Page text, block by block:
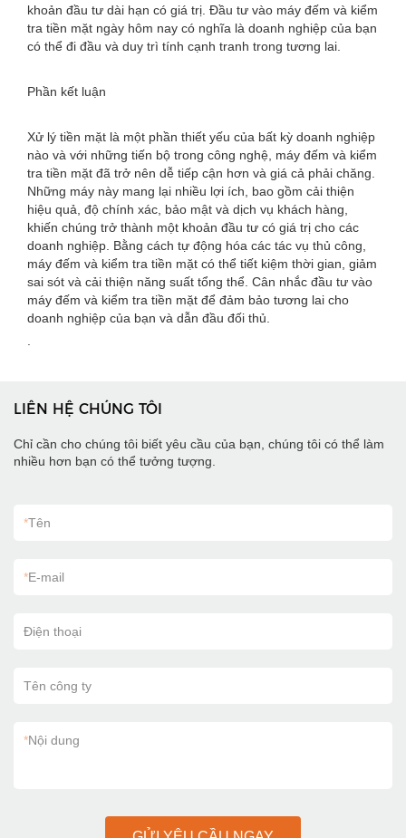
khoản đầu tư dài hạn có giá trị. Đầu tư vào máy đếm và kiểm
tra tiền mặt ngày hôm nay có nghĩa là doanh nghiệp của bạn
có thể đi đầu và duy trì tính cạnh tranh trong tương lai.
Phần kết luận
Xử lý tiền mặt là một phần thiết yếu của bất kỳ doanh nghiệp
nào và với những tiến bộ trong công nghệ, máy đếm và kiểm
tra tiền mặt đã trở nên dễ tiếp cận hơn và giá cả phải chăng.
Những máy này mang lại nhiều lợi ích, bao gồm cải thiện
hiệu quả, độ chính xác, bảo mật và dịch vụ khách hàng,
khiến chúng trở thành một khoản đầu tư có giá trị cho các
doanh nghiệp. Bằng cách tự động hóa các tác vụ thủ công,
máy đếm và kiểm tra tiền mặt có thể tiết kiệm thời gian, giảm
sai sót và cải thiện năng suất tổng thể. Cân nhắc đầu tư vào
máy đếm và kiểm tra tiền mặt để đảm bảo tương lai cho
doanh nghiệp của bạn và dẫn đầu đối thủ.
LIÊN HỆ CHÚNG TÔI
Chỉ cần cho chúng tôi biết yêu cầu của bạn, chúng tôi có thể làm
nhiều hơn bạn có thể tưởng tượng.
*Tên
*E-mail
Điện thoại
Tên công ty
*Nội dung